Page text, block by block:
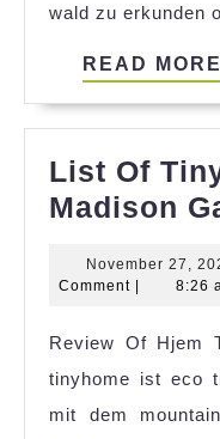
wald zu erkunden
READ MORE
List Of
Madison
November 27,
Comment
8:26
Review Of Hjem
tinyhome ist eco
mit dem